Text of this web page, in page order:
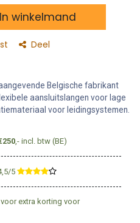
In winkelmand
Deel
Belgische fabrikant
aansluitslangen voor lage
voor leidingsystemen.
,- incl. btw (BE)
5 ​
voor extra korting voor